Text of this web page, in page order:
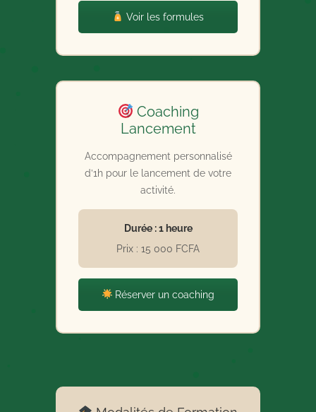
Voir les formules
Coaching
Lancement
Accompagnement personnalisé
d’1h pour le lancement de votre
activité.
Durée : 1 heure
Prix : 15 000 FCFA
Réserver un coaching